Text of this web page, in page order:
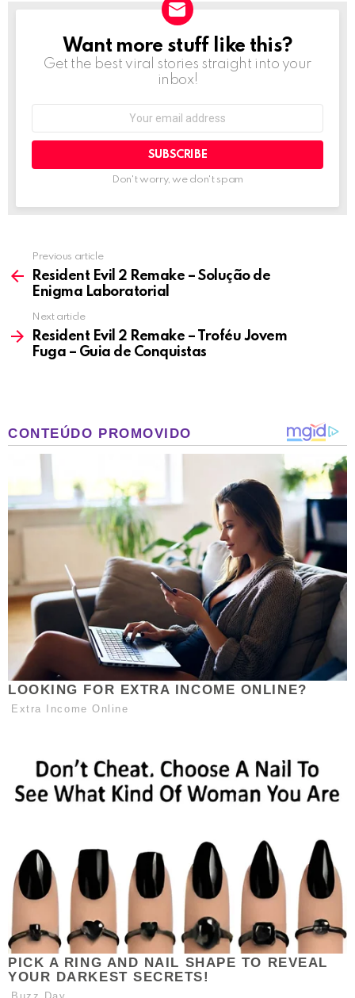
NEWSLETTER
Want more stuff like this?
Get the best viral stories straight into your
inbox!
Don't worry, we don't spam
more
Previous article
Resident Evil 2 Remake – Solução de
Enigma Laboratorial
Next article
Resident Evil 2 Remake – Troféu Jovem
Fuga – Guia de Conquistas